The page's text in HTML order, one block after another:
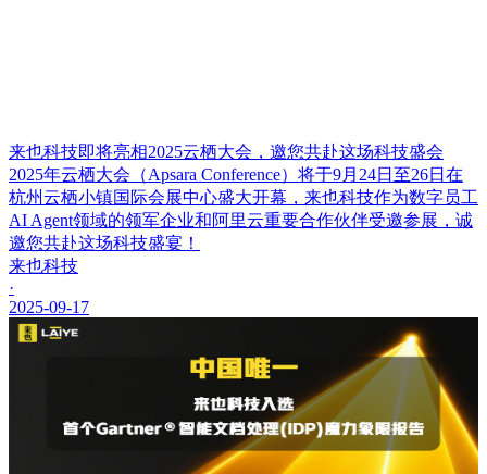
来也科技即将亮相2025云栖大会，邀您共赴这场科技盛会
2025年云栖大会（Apsara Conference）将于9月24日至26日在
杭州云栖小镇国际会展中心盛大开幕，来也科技作为数字员工
AI Agent领域的领军企业和阿里云重要合作伙伴受邀参展，诚
邀您共赴这场科技盛宴！
来也科技
·
2025-09-17